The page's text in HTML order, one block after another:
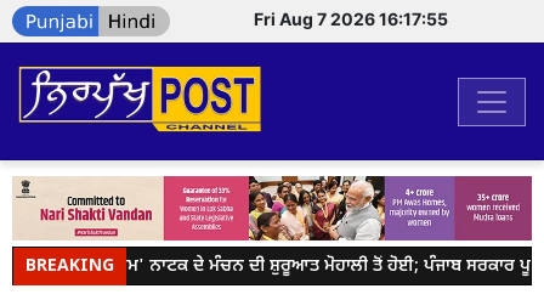
Fri Aug 7 2026 16:17:55
BREAKING
ਹਮਾਰੇ ਰਾਮ' ਨਾਟਕ ਦੇ ਮੰਚਨ ਦੀ ਸ਼ੁਰੂਆਤ ਮੋਹਾਲੀ ਤੋਂ ਹੋਈ; ਪੰਜਾਬ ਸਰਕਾਰ ਪੂਰੇ